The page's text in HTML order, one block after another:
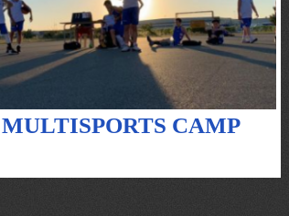
MULTISPORTS CAMP